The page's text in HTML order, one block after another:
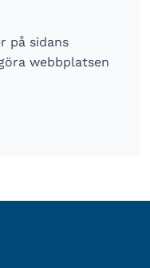
på sidans
webbplatsen